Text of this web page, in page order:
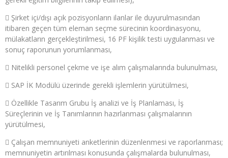
 Şirket içi/dışı açık pozisyonların ilanlar ile duyurulmasından
itibaren geçen tüm eleman seçme sürecinin koordinasyonu,
mülakatların gerçekleştirilmesi, 16 PF kişilik testi uygulanması ve
sonuç raporunun yorumlanması,
 Nitelikli personel çekme ve işe alım çalışmalarında bulunulması,
 SAP İK Modülü üzerinde gerekli işlemlerin yürütülmesi,
 Özellikle Tasarım Grubu İş analizi ve İş Planlaması, İş
Süreçlerinin ve İş Tanımlarının hazırlanması çalışmalarının
yürütülmesi,
 Çalışan memnuniyeti anketlerinin düzenlenmesi ve raporlanması;
memnuniyetin artırılması konusunda çalışmalarda bulunulması,